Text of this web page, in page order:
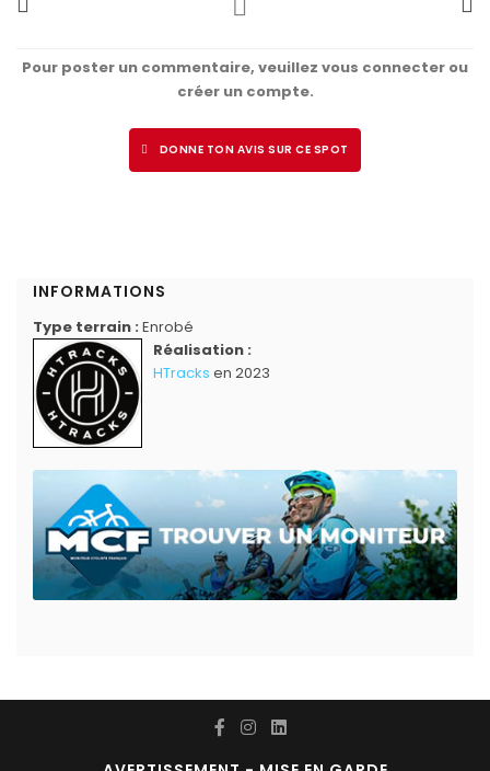
Pour poster un commentaire, veuillez vous connecter ou
créer un compte.
DONNE TON AVIS SUR CE SPOT
INFORMATIONS
Type terrain : Enrobé
Réalisation :
HTracks en 2023